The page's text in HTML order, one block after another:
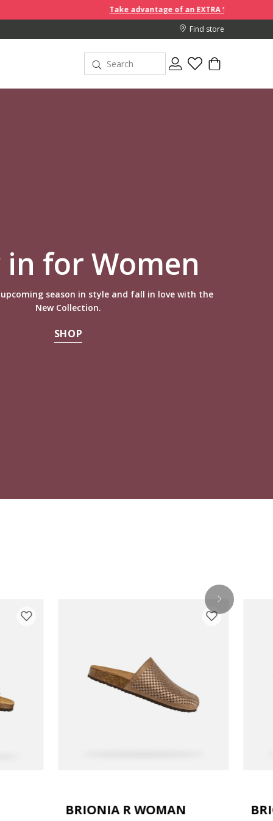
Take advantage of an EXTRA 10% off discount prices when you
Find store
in for Women
season in style and fall in love with the
New Collection.
SHOP
BRIONIA R WOMAN